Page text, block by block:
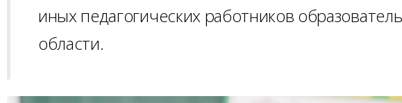
иных педагогических работников
области.